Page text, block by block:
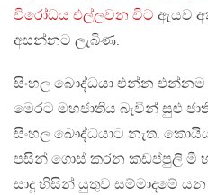
විරෝධය එල්ලවන විට ඇයව
අසන්නට ලැබිණ.
සිංහල බෞද්ධයා එන්න එන්නම
මෙරට මහජාතිය බැවින් සුළු
සිංහල බෞද්ධයාට නැත.
පසින් ගොස් කරන කඩප්පුලි මී
සාදූ හිසින් යුතුව සම්මාදමේ